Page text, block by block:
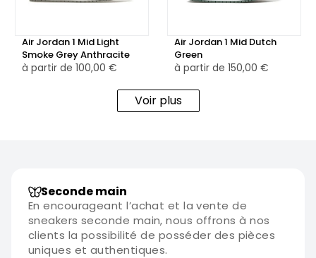
combinaison de luxe et de performance, offrant une
amateurs de sneakers à la recherche d’un modèle unique
et raffiné.
Air Jordan 1 Mid Light
Smoke Grey Anthracite
à partir de 100,00 €
Air Jordan 1 Mid Dutch
Green
à partir de 150,00 €
Voir plus
Seconde main
En encourageant l’achat et la vente de
sneakers seconde main, nous offrons à nos
clients la possibilité de posséder des pièces
uniques et authentiques.